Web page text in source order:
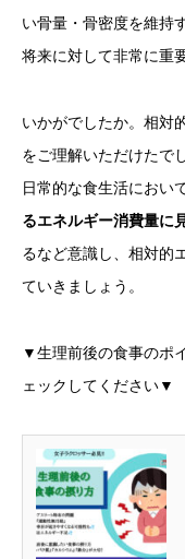
い骨量・骨密度を維持
将来に対して非常に重
いかがでしたか。相対
をご理解いただけたで
日常的な食生活におい
るエネルギー消費量に
るなど意識し、相対的
ていきましょう。
▼生理前後の食事のポ
ェックしてください▼